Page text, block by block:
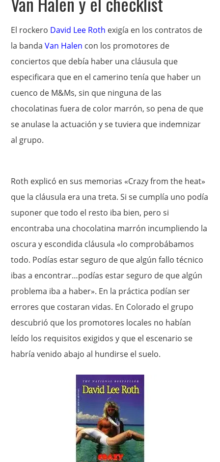
El rockero David Lee Roth exigía en los contratos de
la bandaVan Halen con los promotores de
conciertos que debía haber una cláusula que
especificara que en el camerino tenía que haber un
cuenco de M&Ms, sin que ninguna de las
chocolatinas fuera de color marrón, so pena de que
se anulase la actuación y se tuviera que indemnizar
al grupo.
Roth explicó en sus memorias «Crazy from the heat»
que la cláusula era una treta. Si se cumplía uno podía
suponer que todo el resto iba bien, pero si
encontraba una chocolatina marrón incumpliendo la
oscura y escondida cláusula «lo comprobábamos
todo. Podías estar seguro de que algún fallo técnico
ibas a encontrar…podías estar seguro de que algún
problema iba a haber». En la práctica podían ser
errores que costaran vidas. En Colorado el grupo
descubrió que los promotores locales no habían
leído los requisitos exigidos y que el escenario se
habría venido abajo al hundirse el suelo.